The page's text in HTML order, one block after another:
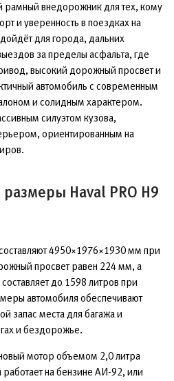
рамный внедорожник для тех, кому
и уверенность в поездках на
для города, дальних
за пределы асфальта, где
высокий дорожный просвет и
автомобиль с современным
и солидным характером.
силуэтом кузова,
ориентированным на
Haval PRO H9
4950×1976×1930 мм при
просвет равен 224 мм, а
до 1598 литров при
автомобиля обеспечивают
запас места для багажа и
и бездорожье.
мотор объемом 2,0 литра
на бензине АИ-92, или